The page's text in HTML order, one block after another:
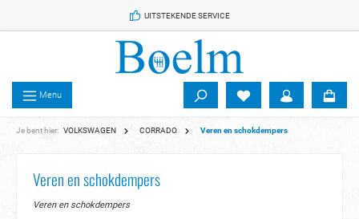
UITSTEKENDE SERVICE
Menu
Je bent hier: VOLKSWAGEN CORRADO Veren en schokdempers
Veren en schokdempers
Veren en schokdempers